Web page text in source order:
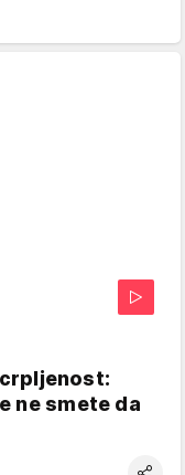
ne smete da